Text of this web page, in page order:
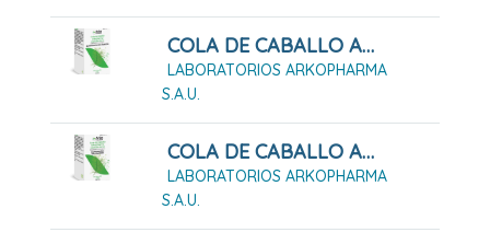
COLA DE CABALLO ARKOPHARMA 200 Cápsulas Duras
LABORATORIOS ARKOPHARMA
S.A.U.
COLA DE CABALLO ARKOPHARMA 50 Cápsulas Duras
LABORATORIOS ARKOPHARMA
S.A.U.